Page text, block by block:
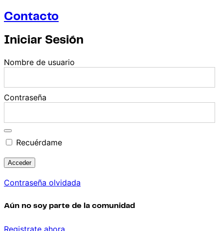
Contacto
Iniciar Sesión
Nombre de usuario
Contraseña
Recuérdame
Contraseña olvidada
Aún no soy parte de la comunidad